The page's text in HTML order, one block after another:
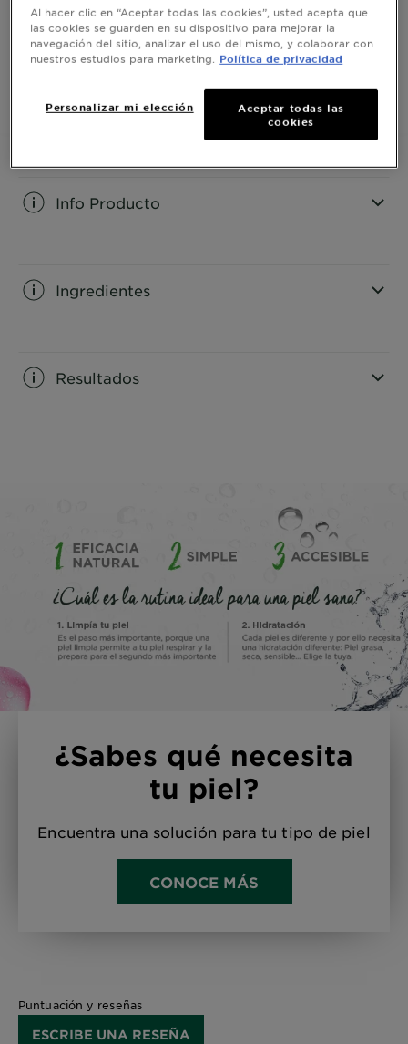
maquillaje a prueba de agua, su fórmula combina la
eficacia de las micelas con el Aceite de Argán,
capturando las impurezas como un imán, acabado no
VER MÁS
COMPRAR AHORA
Info Producto
Ingredientes
Resultados
¿Sabes qué necesita
tu piel?
Encuentra una solución para tu tipo de piel
CONOCE MÁS
Puntuación y reseñas
ESCRIBE UNA RESEÑA
Al hacer clic en “Aceptar todas las cookies”, usted acepta que
las cookies se guarden en su dispositivo para mejorar la
navegación del sitio, analizar el uso del mismo, y colaborar con
nuestros estudios para marketing.
Política de privacidad
Personalizar mi elección
Aceptar todas las
cookies